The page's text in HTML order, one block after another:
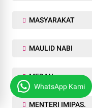
MASYARAKAT
MAULID NABI
MEDAN
MENTERI IMIPAS.
WhatsApp Kami